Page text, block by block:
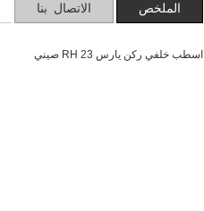
الملخص الاتصال بنا
اسطب خلفي ركن يارس 23 RH صيني